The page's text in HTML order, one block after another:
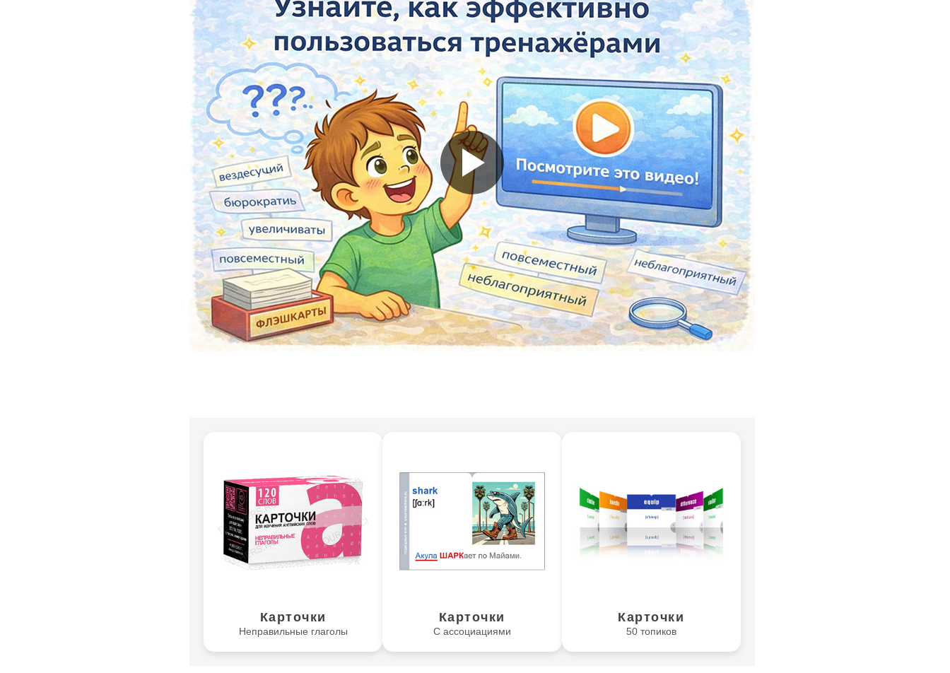
Карточки
Неправильные глаголы
Карточки
С ассоциациями
Карточки
50 топиков